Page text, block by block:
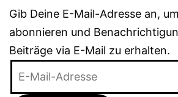
Gib Deine E-Mail-Adresse an,
abonnieren und
Beiträge via E-Mail zu erhalten.